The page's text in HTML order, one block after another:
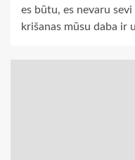
es būtu, es nevaru
krišanas mūsu daba ir